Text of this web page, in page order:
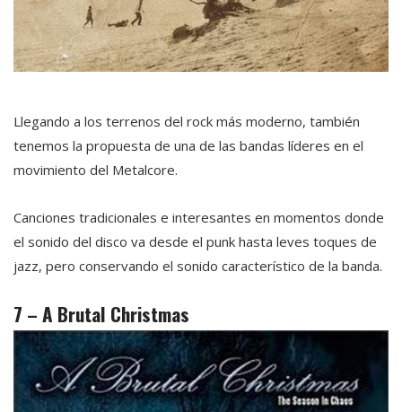
Llegando a los terrenos del rock más moderno, también
tenemos la propuesta de una de las bandas líderes en el
movimiento del Metalcore.
Canciones tradicionales e interesantes en momentos donde
el sonido del disco va desde el punk hasta leves toques de
jazz, pero conservando el sonido característico de la banda.
7 – A Brutal Christmas